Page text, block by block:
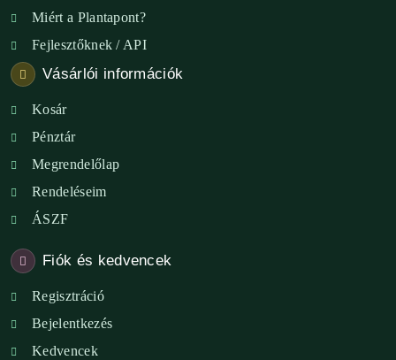
Miért a Plantapont?
Fejlesztőknek / API
Vásárlói információk
Kosár
Pénztár
Megrendelőlap
Rendeléseim
ÁSZF
Fiók és kedvencek
Regisztráció
Bejelentkezés
Kedvencek